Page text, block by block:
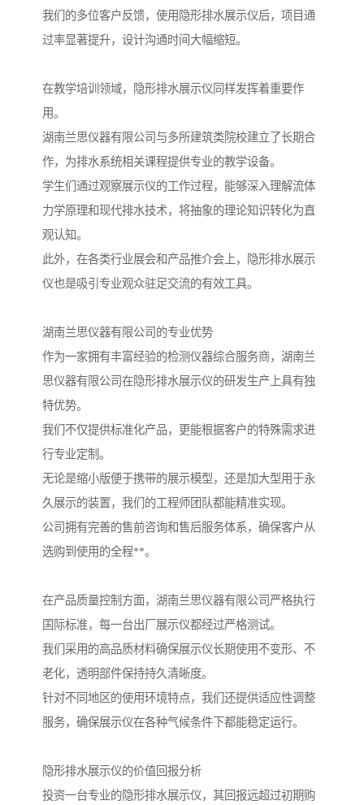
我们的多位客户反馈，使用隐形排水展示仪后，项目通
过率显著提升，设计沟通时间大幅缩短。
在教学培训领域，隐形排水展示仪同样发挥着重要作
用。
湖南兰思仪器有限公司与多所建筑类院校建立了长期合
作，为排水系统相关课程提供专业的教学设备。
学生们通过观察展示仪的工作过程，能够深入理解流体
力学原理和现代排水技术，将抽象的理论知识转化为直
观认知。
此外，在各类行业展会和产品推介会上，隐形排水展示
仪也是吸引专业观众驻足交流的有效工具。
湖南兰思仪器有限公司的专业优势
作为一家拥有丰富经验的检测仪器综合服务商，湖南兰
思仪器有限公司在隐形排水展示仪的研发生产上具有独
特优势。
我们不仅提供标准化产品，更能根据客户的特殊需求进
行专业定制。
无论是缩小版便于携带的展示模型，还是加大型用于永
久展示的装置，我们的工程师团队都能精准实现。
公司拥有完善的售前咨询和售后服务体系，确保客户从
选购到使用的全程**。
在产品质量控制方面，湖南兰思仪器有限公司严格执行
国际标准，每一台出厂展示仪都经过严格测试。
我们采用的高品质材料确保展示仪长期使用不变形、不
老化，透明部件保持持久清晰度。
针对不同地区的使用环境特点，我们还提供适应性调整
服务，确保展示仪在各种气候条件下都能稳定运行。
隐形排水展示仪的价值回报分析
投资一台专业的隐形排水展示仪，其回报远超过初期购